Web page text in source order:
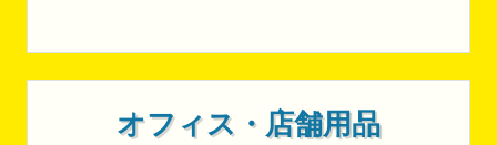
オフィス・店舗用品